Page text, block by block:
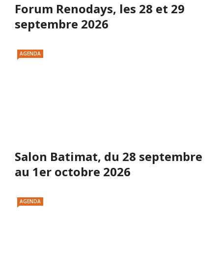
Forum Renodays, les 28 et 29
septembre 2026
AGENDA
Salon Batimat, du 28 septembre
au 1er octobre 2026
AGENDA